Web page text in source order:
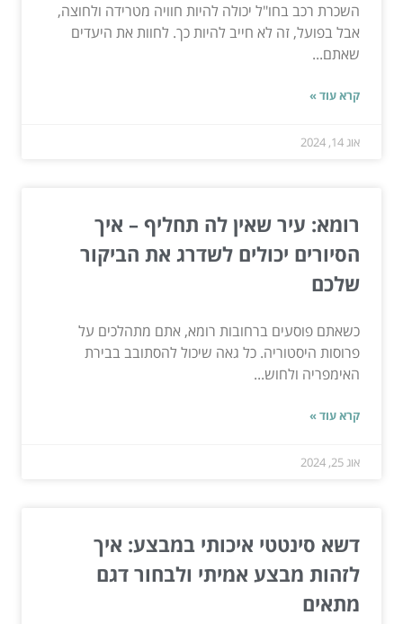
השכרת רכב בחו"ל יכולה להיות חוויה מטרידה ולחוצה,
אבל בפועל, זה לא חייב להיות כך. לחוות את היעדים
שאתם...
קרא עוד »
אוג 14, 2024
רומא: עיר שאין לה תחליף – איך
הסיורים יכולים לשדרג את הביקור
שלכם
כשאתם פוסעים ברחובות רומא, אתם מתהלכים על
פרוסות היסטוריה. כל גאה שיכול להסתובב בבירת
האימפריה ולחוש...
קרא עוד »
אוג 25, 2024
דשא סינטטי איכותי במבצע: איך
לזהות מבצע אמיתי ולבחור דגם
מתאים